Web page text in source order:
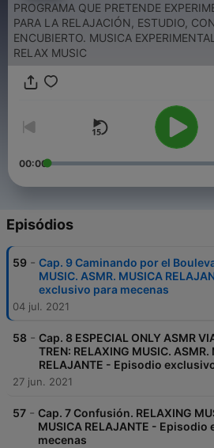
PROGRAMA QUE PRETENDE
PARA LA RELAJACIÓN, ESTUDIO,
ENCUBIERTO. MUSICA EXPERIMENTAL PARA RELAJACIÓN
RELAX MUSIC
00:00
Episódios
59 - Cap. 9 Caminando por el
MUSIC. ASMR. MUSICA
exclusivo para mecenas
04 jul. 2021
58 - Cap. 8 ESPECIAL ONLY ASMR
TREN: RELAXING MUSIC. ASMR.
RELAJANTE - Episodio
27 jun. 2021
57 - Cap. 7 Confusión. RELAXING
MUSICA RELAJANTE -
mecenas